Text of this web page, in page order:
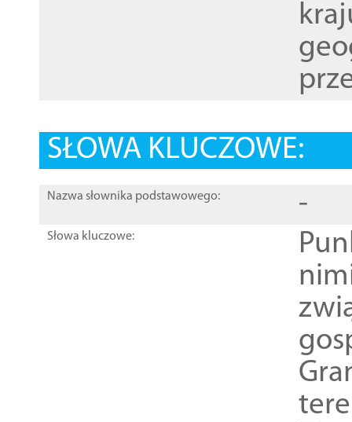
SŁOWA KLUCZOWE:
Nazwa słownika podstawowego: -
Słowa kluczowe: